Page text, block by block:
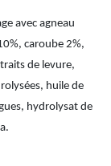
avec agneau
caroube 2%,
de levure,
huile de
hydrolysat de